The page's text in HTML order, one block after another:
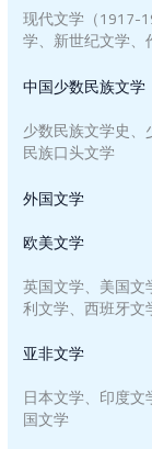
现代文学（1917-
学、新世纪文学
中国少数民族文学
少数民族文学史
民族口头文学
外国文学
欧美文学
英国文学、美国
利文学、西班牙
亚非文学
日本文学、印度
国文学